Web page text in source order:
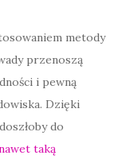
metody
przenoszą
i pewną
Dzięki
do
taką